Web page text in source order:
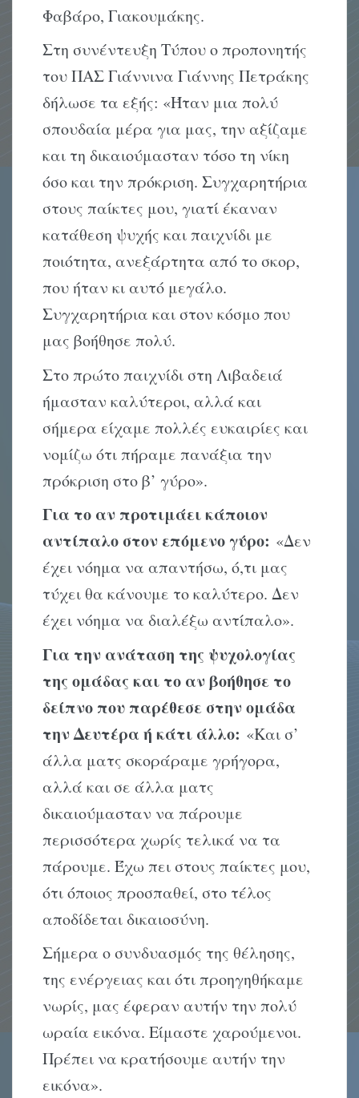
Φαβάρο, Γιακουμάκης.
Στη συνέντευξη Τύπου ο προπονητής
του ΠΑΣ Γιάννινα Γιάννης Πετράκης
δήλωσε τα εξής: «Ήταν μια πολύ
σπουδαία μέρα για μας, την αξίζαμε
και τη δικαιούμασταν τόσο τη νίκη
όσο και την πρόκριση. Συγχαρητήρια
στους παίκτες μου, γιατί έκαναν
κατάθεση ψυχής και παιχνίδι με
ποιότητα, ανεξάρτητα από το σκορ,
που ήταν κι αυτό μεγάλο.
Συγχαρητήρια και στον κόσμο που
μας βοήθησε πολύ.
Στο πρώτο παιχνίδι στη Λιβαδειά
ήμασταν καλύτεροι, αλλά και
σήμερα είχαμε πολλές ευκαιρίες και
νομίζω ότι πήραμε πανάξια την
πρόκριση στο β’ γύρο».
Για το αν προτιμάει κάποιον
αντίπαλο στον επόμενο γύρο: «Δεν
έχει νόημα να απαντήσω, ό,τι μας
τύχει θα κάνουμε το καλύτερο. Δεν
έχει νόημα να διαλέξω αντίπαλο».
Για την ανάταση της ψυχολογίας
της ομάδας και το αν βοήθησε το
δείπνο που παρέθεσε στην ομάδα
την Δευτέρα ή κάτι άλλο: «Και σ’
άλλα ματς σκοράραμε γρήγορα,
αλλά και σε άλλα ματς
δικαιούμασταν να πάρουμε
περισσότερα χωρίς τελικά να τα
πάρουμε. Έχω πει στους παίκτες μου,
ότι όποιος προσπαθεί, στο τέλος
αποδίδεται δικαιοσύνη.
Σήμερα ο συνδυασμός της θέλησης,
της ενέργειας και ότι προηγηθήκαμε
νωρίς, μας έφεραν αυτήν την πολύ
ωραία εικόνα. Είμαστε χαρούμενοι.
Πρέπει να κρατήσουμε αυτήν την
εικόνα».